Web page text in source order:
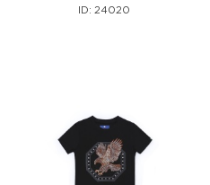
ID: 24020